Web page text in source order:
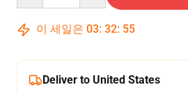
이 세일은 03: 32: 54
Deliver to United States